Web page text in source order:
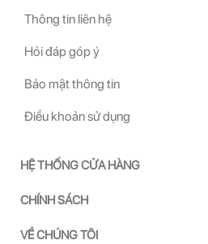
Thông tin liên hệ
Hỏi đáp góp ý
Bảo mật thông tin
Điều khoản sử dụng
HỆ THỐNG CỬA HÀNG
CHÍNH SÁCH
VỀ CHÚNG TÔI